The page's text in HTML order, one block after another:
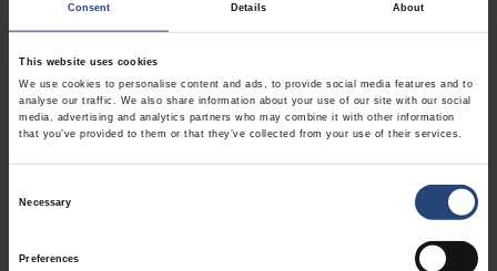
Consent Details About
This website uses cookies
We use cookies to personalise content and ads, to provide social media features and to
analyse our traffic. We also share information about your use of our site with our social
media, advertising and analytics partners who may combine it with other information
that you’ve provided to them or that they’ve collected from your use of their services.
Necessary
Preferences
1539 Hunter Rd
Hanover Park, IL 60133
+1 630-451-5345 x50103
Rodyti žemėlapyje
USA - Nefab Packaging North LLC -